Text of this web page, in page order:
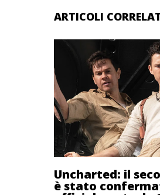
ARTICOLI
Uncharted: il
è stato